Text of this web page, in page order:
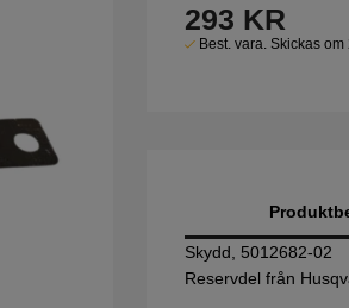
293 KR
Best. vara. Skickas
Skydd, 5012682-02
Reservdel från